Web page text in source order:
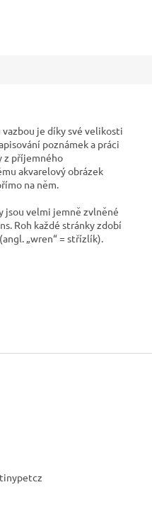
vazbou je díky své velikosti
poznámek a práci
z příjemného
akvarelový obrázek
na něm.
jsou velmi jemně zvlněné
Roh každé stránky zdobí
„wren“ = střízlík).